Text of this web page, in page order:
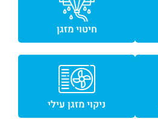
חיטוי מזגן
ניקוי מזגן עילי